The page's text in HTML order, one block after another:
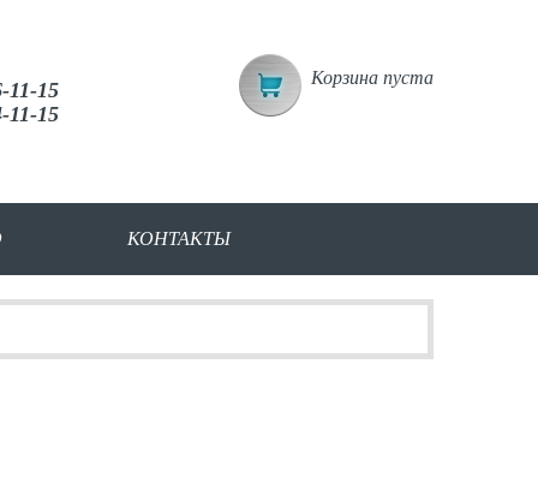
Корзина пуста
11-15
11-15
КОНТАКТЫ